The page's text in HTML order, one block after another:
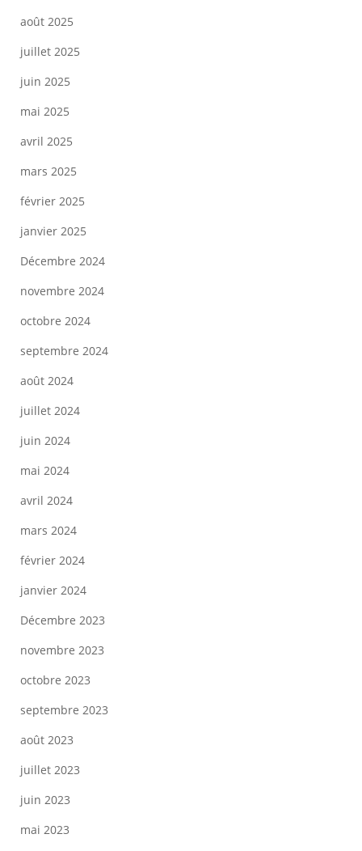
août 2025
juillet 2025
juin 2025
mai 2025
avril 2025
mars 2025
février 2025
janvier 2025
Décembre 2024
novembre 2024
octobre 2024
septembre 2024
août 2024
juillet 2024
juin 2024
mai 2024
avril 2024
mars 2024
février 2024
janvier 2024
Décembre 2023
novembre 2023
octobre 2023
septembre 2023
août 2023
juillet 2023
juin 2023
mai 2023